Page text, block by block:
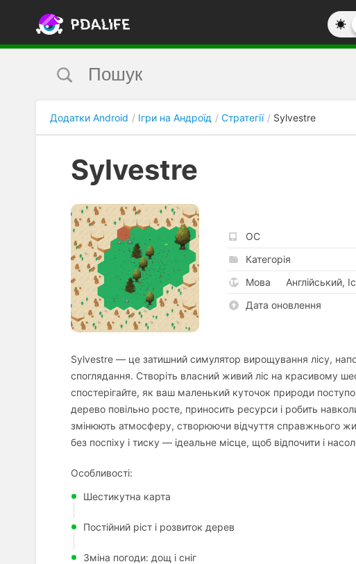
Додатки Android Ігри на Андроїд Стратегії Sylvestre
Sylvestre
ОС
Категорія
Мова
Англійський,
Дата оновлення
Sylvestre — це затишний симулятор вирощування лісу,
споглядання. Створіть власний живий ліс на красивому
спостерігайте, як ваш маленький куточок природи
дерево повільно росте, приносить ресурси і робить
змінюють атмосферу, створюючи відчуття справжнього
без поспіху і тиску — ідеальне місце, щоб відпочити і
Особливості:
Шестикутна карта
Постійний ріст і розвиток дерев
Зміна погоди: дощ і сніг